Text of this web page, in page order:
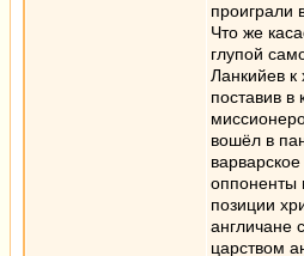
проиграли
Что же
глупой
Ланкийев
поставив в
вошёл в
оппоненты
позиции
англичане
царством